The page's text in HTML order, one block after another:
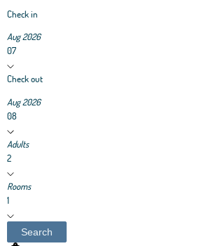
Check in
Aug 2026
07
Check out
Aug 2026
08
Adults
2
Rooms
1
Search